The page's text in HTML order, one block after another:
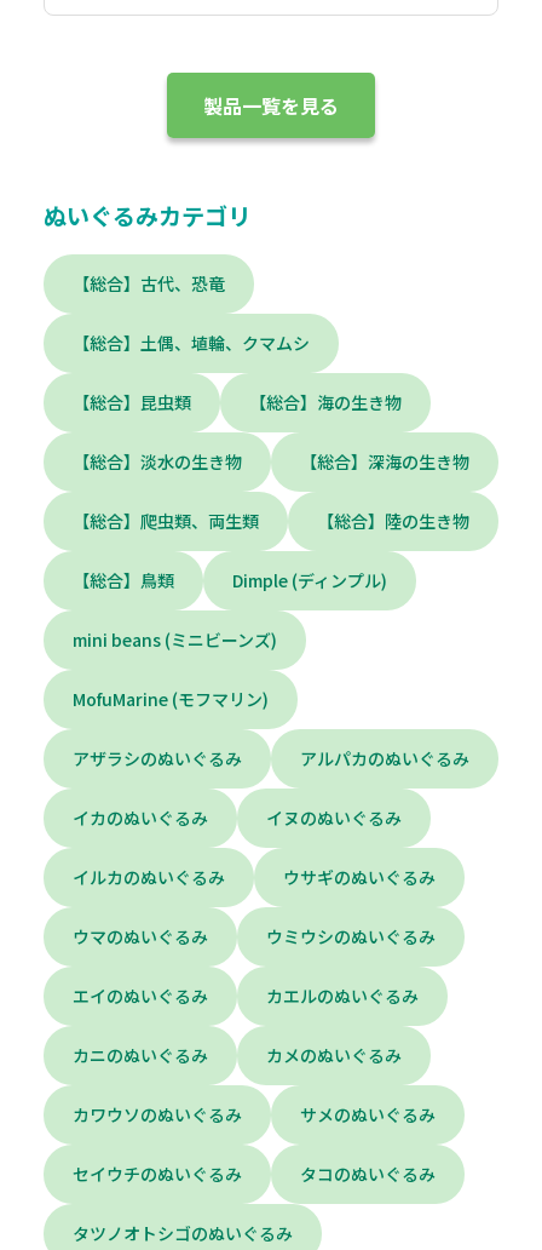
製品一覧を見る
ぬいぐるみカテゴリ
【総合】古代、恐竜
【総合】土偶、埴輪、クマムシ
【総合】昆虫類 【総合】海の生き物
【総合】淡水の生き物 【総合】深海の生き物
【総合】爬虫類、両生類 【総合】陸の生き物
【総合】鳥類 Dimple (ディンプル)
mini beans (ミニビーンズ)
MofuMarine (モフマリン)
アザラシのぬいぐるみ アルパカのぬいぐるみ
イカのぬいぐるみ イヌのぬいぐるみ
イルカのぬいぐるみ ウサギのぬいぐるみ
ウマのぬいぐるみ ウミウシのぬいぐるみ
エイのぬいぐるみ カエルのぬいぐるみ
カニのぬいぐるみ カメのぬいぐるみ
カワウソのぬいぐるみ サメのぬいぐるみ
セイウチのぬいぐるみ タコのぬいぐるみ
タツノオトシゴのぬいぐるみ